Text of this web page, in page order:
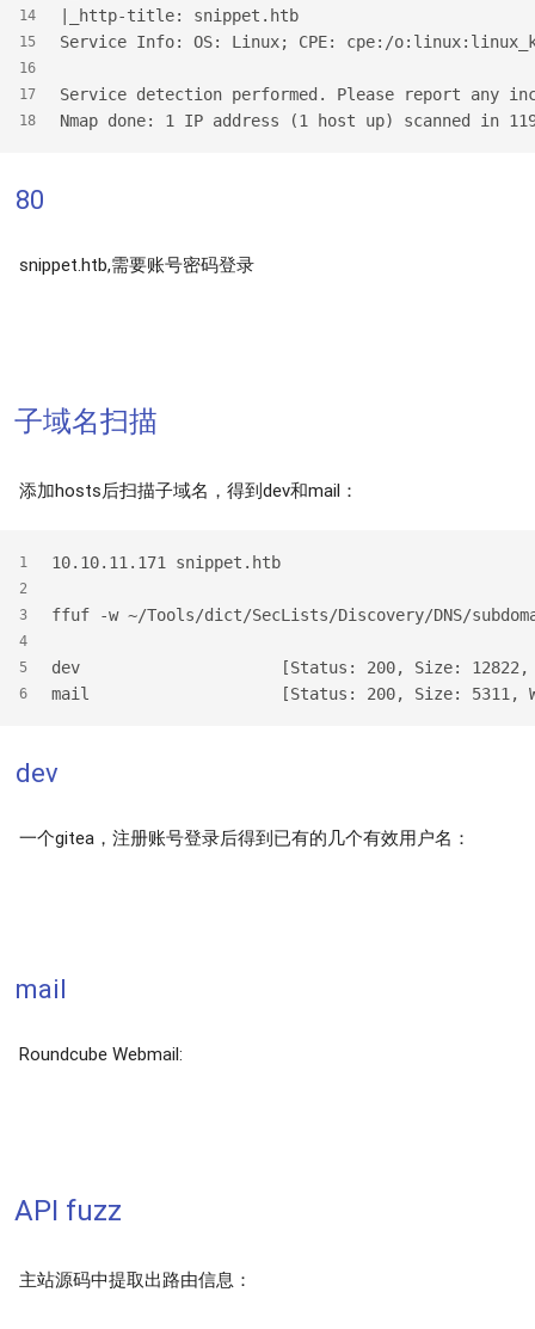
14
15
16
17
18
|_http-title: snippet.htb
Service Info: OS: Linux; CPE: cpe:/
Service detection performed. Please report any
Nmap done: 1 IP address (1 host up) scanned in
80
snippet.htb,需要账号密码登录
子域名扫描
添加hosts后扫描子域名，得到dev和mail：
1
2
3
4
5
6
10.10.11.171 snippet.htb
ffuf -w ~/Tools/dict/SecLists/Discovery/DNS/
dev                     [Status: 200, Size: 12822,
mail                    [Status: 200, Size: 5311,
dev
一个gitea，注册账号登录后得到已有的几个有效用户名：
mail
Roundcube Webmail:
API fuzz
主站源码中提取出路由信息：